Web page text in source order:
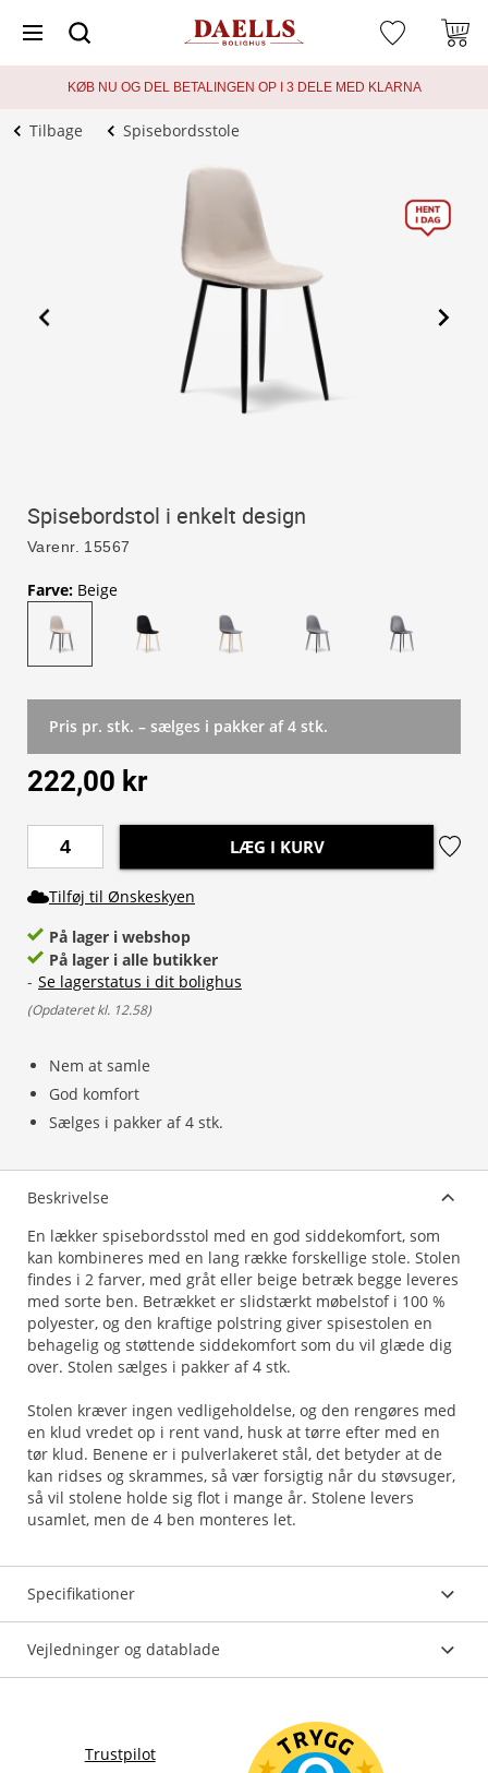
KØB NU OG DEL BETALINGEN OP I 3 DELE MED KLARNA
Tilbage Spisebordsstole
Spisebordstol i enkelt design
Varenr. 15567
Nem at samle
God komfort
Sælges i pakker af 4 stk.
Farve: Beige
Pris pr. stk. – sælges i pakker af 4 stk.
222,00 kr
LÆG I KURV
Tilføj til Ønskeskyen
På lager i webshop
På lager i alle butikker
- Se lagerstatus i dit bolighus
(Opdateret kl. 12.58)
Beskrivelse
En lækker spisebordsstol med en god siddekomfort, som
kan kombineres med en lang række forskellige stole. Stolen
findes i 2 farver, med gråt eller beige betræk begge leveres
med sorte ben. Betrækket er slidstærkt møbelstof i 100 %
polyester, og den kraftige polstring giver spisestolen en
behagelig og støttende siddekomfort som du vil glæde dig
over. Stolen sælges i pakker af 4 stk.
Stolen kræver ingen vedligeholdelse, og den rengøres med
en klud vredet op i rent vand, husk at tørre efter med en
tør klud. Benene er i pulverlakeret stål, det betyder at de
kan ridses og skrammes, så vær forsigtig når du støvsuger,
så vil stolene holde sig flot i mange år. Stolene levers
usamlet, men de 4 ben monteres let.
Specifikationer
Vejledninger og datablade
Trustpilot